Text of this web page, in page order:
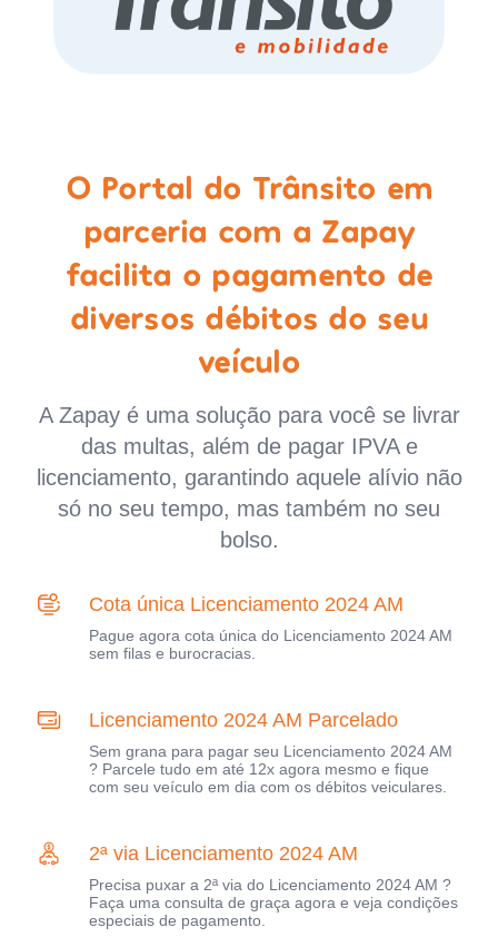
O Portal do Trânsito em
parceria com a Zapay
facilita o pagamento de
diversos débitos do seu
veículo
A Zapay é uma solução para você se livrar
das multas, além de pagar IPVA e
licenciamento, garantindo aquele alívio não
só no seu tempo, mas também no seu
bolso.
Cota única Licenciamento 2024 AM
Pague agora cota única do Licenciamento 2024 AM
sem filas e burocracias.
Licenciamento 2024 AM Parcelado
Sem grana para pagar seu Licenciamento 2024 AM
? Parcele tudo em até 12x agora mesmo e fique
com seu veículo em dia com os débitos veiculares.
2ª via Licenciamento 2024 AM
Precisa puxar a 2ª via do Licenciamento 2024 AM ?
Faça uma consulta de graça agora e veja condições
especiais de pagamento.